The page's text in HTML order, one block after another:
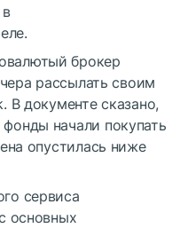
брокер
рассылать своим
В документе сказано,
начали покупать
опустилась ниже
сервиса
основных